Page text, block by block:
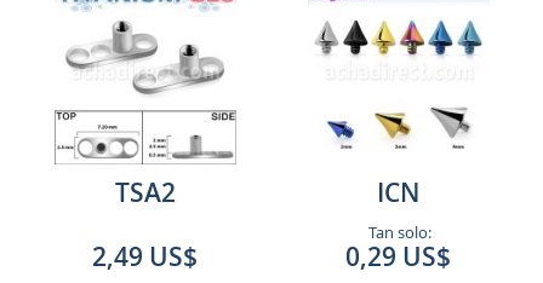
TSA2
2,49 US$
ICN
Tan solo:
0,29 US$